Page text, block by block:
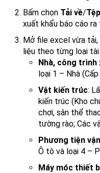
Bấm chọn Tải về/
xuất khẩu báo cáo
Mở file excel vừa
liệu theo từng loại tài
Nhà, công trình
loại 1 – Nhà
Vật kiến trúc:
kiến trúc (Kho
chơi, sân thể
tường rào; Các
Phương tiện
Ô tô và loại 4 –
Máy móc thiết